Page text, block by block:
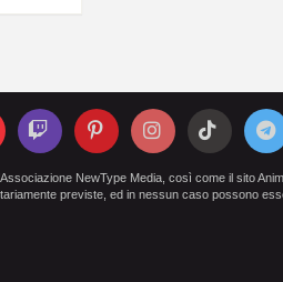
NewType Media, così come il sito
previste, ed in nessun caso possono